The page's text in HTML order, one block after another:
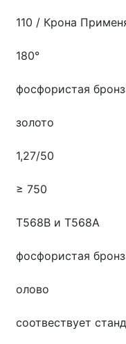
110 / Крона
180°
фосфористая
золото
1,27/50
≥ 750
T568B и T568A
фосфористая
олово
соотвествует